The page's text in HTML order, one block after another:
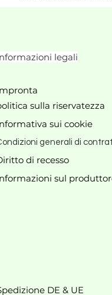
qui.
legali
sulla riservatezza
sui cookie
generali di
di recesso
sul
DE & UE